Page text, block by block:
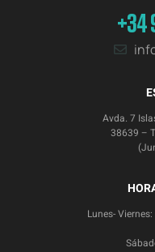
+34
Avda. 7
38639 –
Lunes- Viernes: